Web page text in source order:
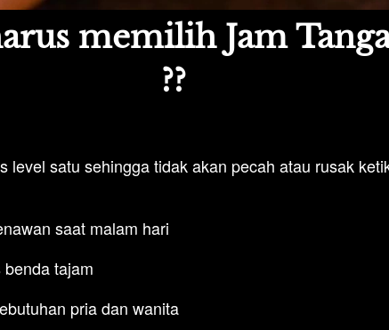
memilih Jam
??
level satu sehingga tidak akan pecah atau rusak
saat malam hari
tajam
pria dan wanita